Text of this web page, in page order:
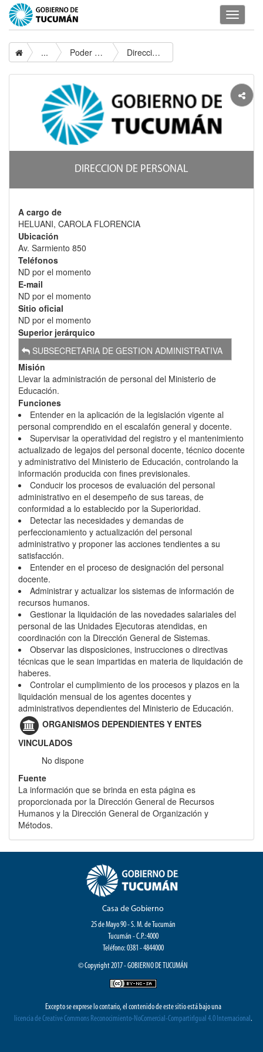
... Poder Ejecutivo Direccion De Personal
DIRECCION DE PERSONAL
A cargo de
HELUANI, CAROLA FLORENCIA
Ubicación
Av. Sarmiento 850
Teléfonos
ND por el momento
E-mail
ND por el momento
Sitio oficial
ND por el momento
Superior jerárquico
SUBSECRETARIA DE GESTION ADMINISTRATIVA
Misión
Llevar la administración de personal del Ministerio de
Educación.
Funciones
Entender en la aplicación de la legislación vigente al
personal comprendido en el escalafón general y docente.
Supervisar la operatividad del registro y el mantenimiento
actualizado de legajos del personal docente, técnico docente
y administrativo del Ministerio de Educación, controlando la
información producida con fines previsionales.
Conducir los procesos de evaluación del personal
administrativo en el desempeño de sus tareas, de
conformidad a lo establecido por la Superioridad.
Detectar las necesidades y demandas de
perfeccionamiento y actualización del personal
administrativo y proponer las acciones tendientes a su
satisfacción.
Entender en el proceso de designación del personal
docente.
Administrar y actualizar los sistemas de información de
recursos humanos.
Gestionar la liquidación de las novedades salariales del
personal de las Unidades Ejecutoras atendidas, en
coordinación con la Dirección General de Sistemas.
Observar las disposiciones, instrucciones o directivas
técnicas que le sean impartidas en materia de liquidación de
haberes.
Controlar el cumplimiento de los procesos y plazos en la
liquidación mensual de los agentes docentes y
administrativos dependientes del Ministerio de Educación.
ORGANISMOS DEPENDIENTES Y ENTES
VINCULADOS
No dispone
Fuente
La información que se brinda en esta página es
proporcionada por la Dirección General de Recursos
Humanos y la Dirección General de Organización y
Métodos.
Casa de Gobierno
25 de Mayo 90 - S. M. de Tucumán
Tucumán - C.P.:4000
Teléfono: 0381 - 4844000
© Copyright 2017 - GOBIERNO DE TUCUMÁN
Excepto se exprese lo contario, el contenido de este sitio está bajo una
licencia de Creative Commons Reconocimiento-NoComercial-CompartirIgual 4.0 Internacional .